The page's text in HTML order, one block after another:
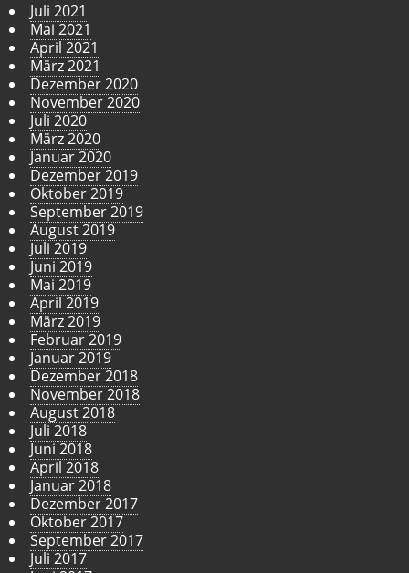
Juli 2021
Mai 2021
April 2021
März 2021
Dezember 2020
November 2020
Juli 2020
März 2020
Januar 2020
Dezember 2019
Oktober 2019
September 2019
August 2019
Juli 2019
Juni 2019
Mai 2019
April 2019
März 2019
Februar 2019
Januar 2019
Dezember 2018
November 2018
August 2018
Juli 2018
Juni 2018
April 2018
Januar 2018
Dezember 2017
Oktober 2017
September 2017
Juli 2017